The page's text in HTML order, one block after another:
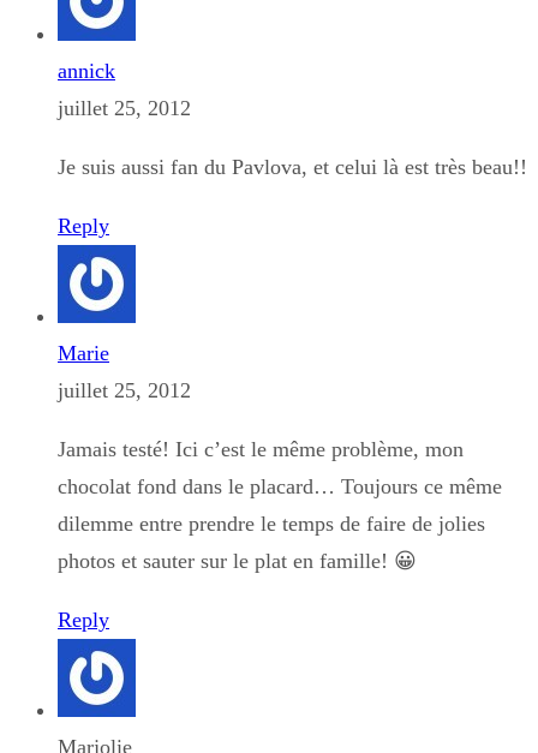
annick
juillet 25, 2012
Je suis aussi fan du Pavlova, et celui là est très beau!!
Reply
Marie
juillet 25, 2012
Jamais testé! Ici c’est le même problème, mon
chocolat fond dans le placard… Toujours ce même
dilemme entre prendre le temps de faire de jolies
photos et sauter sur le plat en famille! 😀
Reply
Marjolie